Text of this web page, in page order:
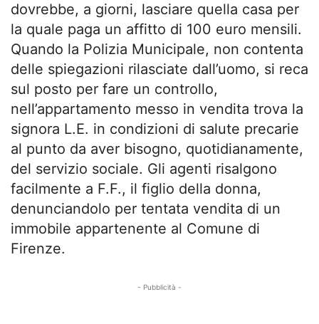
dovrebbe, a giorni, lasciare quella casa per
la quale paga un affitto di 100 euro mensili.
Quando la Polizia Municipale, non contenta
delle spiegazioni rilasciate dall’uomo, si reca
sul posto per fare un controllo,
nell’appartamento messo in vendita trova la
signora L.E. in condizioni di salute precarie
al punto da aver bisogno, quotidianamente,
del servizio sociale. Gli agenti risalgono
facilmente a F.F., il figlio della donna,
denunciandolo per tentata vendita di un
immobile appartenente al Comune di
Firenze.
- Pubblicità -